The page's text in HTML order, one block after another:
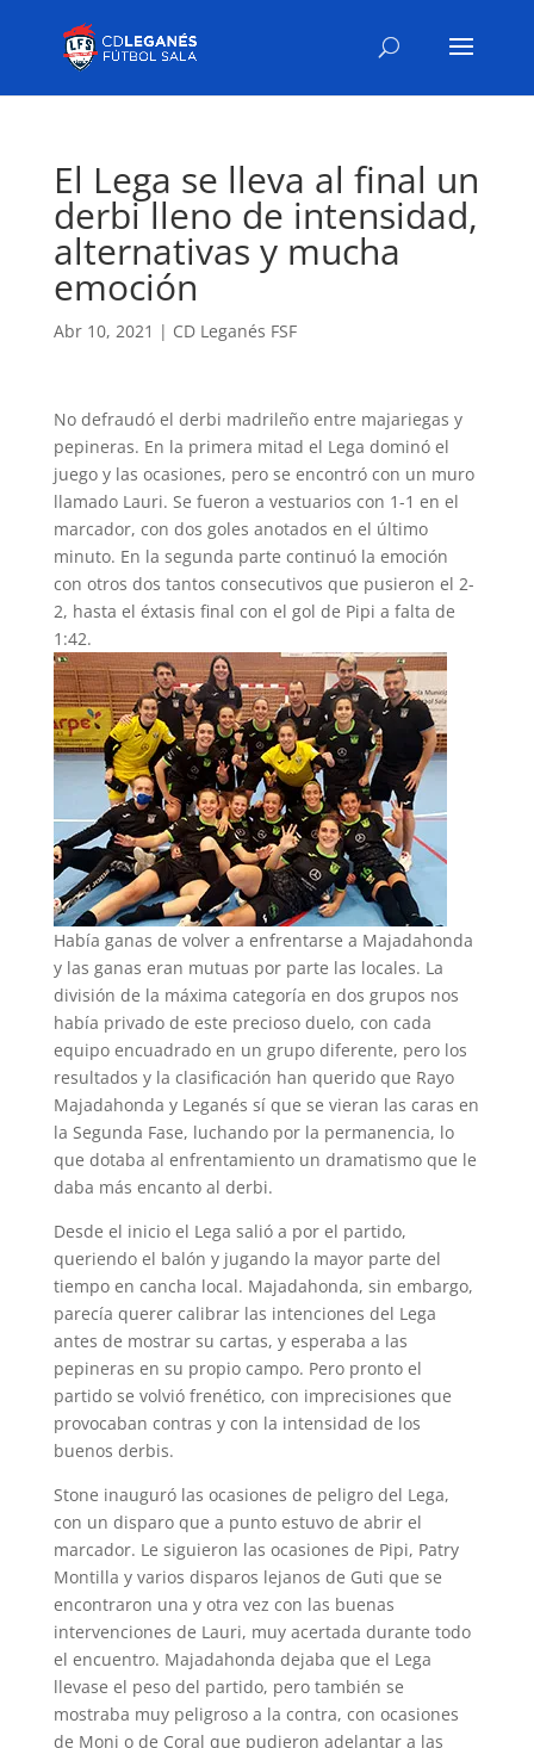
El Lega se lleva al final un
derbi lleno de intensidad,
alternativas y mucha
emoción
Abr 10, 2021 | CD Leganés FSF
No defraudó el derbi madrileño entre majariegas y
pepineras. En la primera mitad el Lega dominó el
juego y las ocasiones, pero se encontró con un muro
llamado Lauri. Se fueron a vestuarios con 1-1 en el
marcador, con dos goles anotados en el último
minuto. En la segunda parte continuó la emoción
con otros dos tantos consecutivos que pusieron el 2-
2, hasta el éxtasis final con el gol de Pipi a falta de
1:42.
Había ganas de volver a enfrentarse a Majadahonda
y las ganas eran mutuas por parte las locales. La
división de la máxima categoría en dos grupos nos
había privado de este precioso duelo, con cada
equipo encuadrado en un grupo diferente, pero los
resultados y la clasificación han querido que Rayo
Majadahonda y Leganés sí que se vieran las caras en
la Segunda Fase, luchando por la permanencia, lo
que dotaba al enfrentamiento un dramatismo que le
daba más encanto al derbi.
Desde el inicio el Lega salió a por el partido,
queriendo el balón y jugando la mayor parte del
tiempo en cancha local. Majadahonda, sin embargo,
parecía querer calibrar las intenciones del Lega
antes de mostrar su cartas, y esperaba a las
pepineras en su propio campo. Pero pronto el
partido se volvió frenético, con imprecisiones que
provocaban contras y con la intensidad de los
buenos derbis.
Stone inauguró las ocasiones de peligro del Lega,
con un disparo que a punto estuvo de abrir el
marcador. Le siguieron las ocasiones de Pipi, Patry
Montilla y varios disparos lejanos de Guti que se
encontraron una y otra vez con las buenas
intervenciones de Lauri, muy acertada durante todo
el encuentro. Majadahonda dejaba que el Lega
llevase el peso del partido, pero también se
mostraba muy peligroso a la contra, con ocasiones
de Moni o de Coral que pudieron adelantar a las